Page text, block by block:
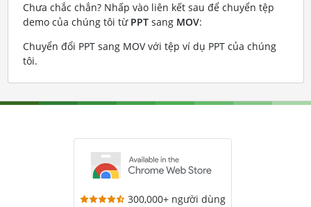
Chưa chắc chắn? Nhấp vào liên kết sau để chuyển tệp
demo của chúng tôi từ PPTsang MOV:
Chuyển đổi PPT sang MOV với tệp ví dụ PPT của chúng
tôi.
300,000+ người dùng